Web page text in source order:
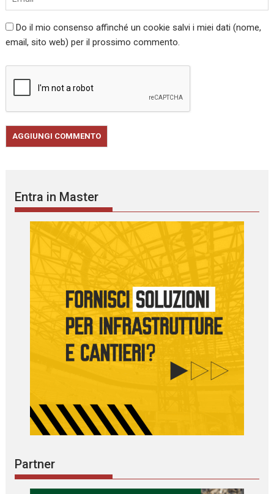
Do il mio consenso affinché un cookie salvi i miei dati (nome,
email, sito web) per il prossimo commento.
Entra in Master
Partner